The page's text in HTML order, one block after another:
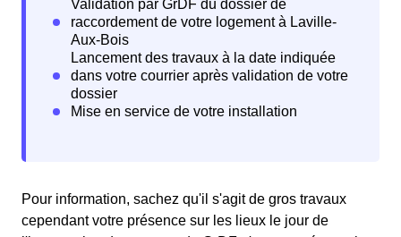
Pour information, sachez qu'il s'agit de gros travaux
cependant votre présence sur les lieux le jour de